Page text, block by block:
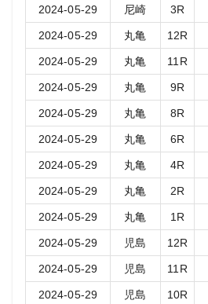
2024-05-29 尼崎 3R
2024-05-29 丸亀 12R
2024-05-29 丸亀 11 R
2024-05-29 丸亀 9R
2024-05-29 丸亀 8R
2024-05-29 丸亀 6R
2024-05-29 丸亀 4R
2024-05-29 丸亀 2R
2024-05-29 丸亀 1 R
2024-05-29 児島 12R
2024-05-29 児島 11 R
2024-05-29 児島 10R